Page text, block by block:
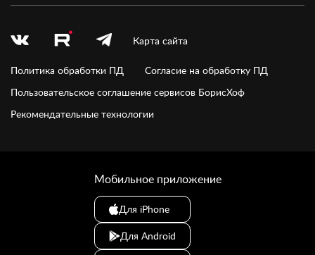
Карта сайта
Политика обработки ПД
Согласие на обработку ПД
Пользовательское соглашение сервисов БорисХоф
Рекомендательные технологии
Мобильное приложение
Для iPhone
Для Android